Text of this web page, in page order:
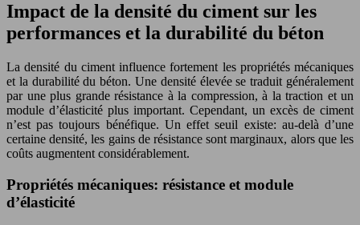
Impact de la densité du ciment sur les
performances et la durabilité du béton
La densité du ciment influence fortement les propriétés mécaniques
et la durabilité du béton. Une densité élevée se traduit généralement
par une plus grande résistance à la compression, à la traction et un
module d’élasticité plus important. Cependant, un excès de ciment
n’est pas toujours bénéfique. Un effet seuil existe: au-delà d’une
certaine densité, les gains de résistance sont marginaux, alors que les
coûts augmentent considérablement.
Propriétés mécaniques: résistance et module
d’élasticité